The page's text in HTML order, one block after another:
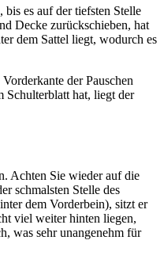
bis es auf der tiefsten Stelle
Decke zurückschieben, hat
dem Sattel liegt, wodurch es
der Pauschen
Schulterblatt hat, liegt der
Achten Sie wieder auf die
schmalsten Stelle des
dem Vorderbein), sitzt er
viel weiter hinten liegen,
was sehr unangenehm für